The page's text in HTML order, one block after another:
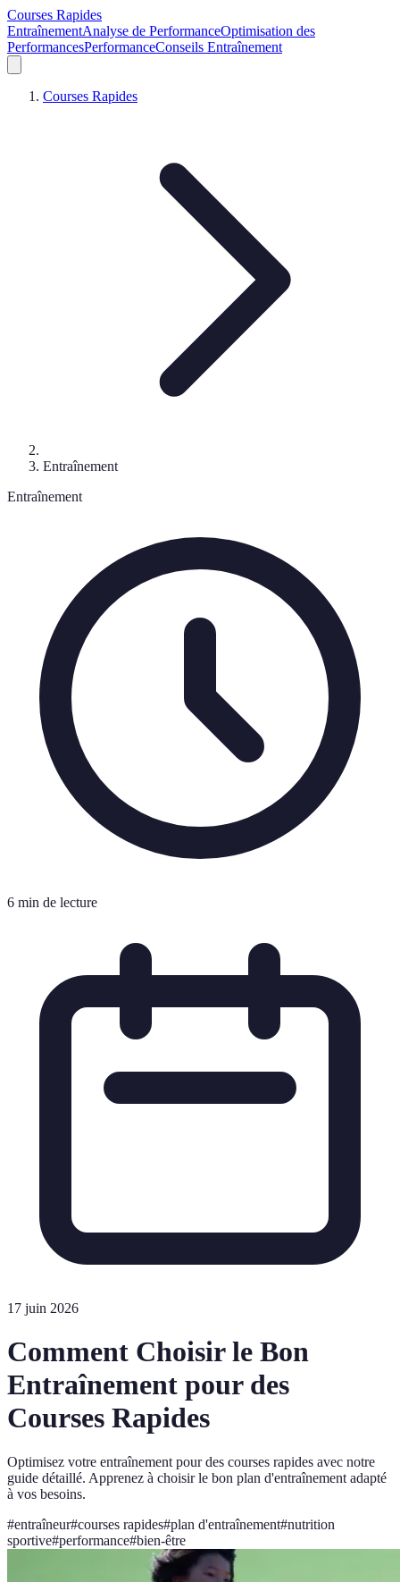
Courses Rapides
EntraînementAnalyse de PerformanceOptimisation des
PerformancesPerformanceConseils Entraînement
Courses Rapides
Entraînement
Entraînement
6 min de lecture
17 juin 2026
Comment Choisir le Bon
Entraînement pour des
Courses Rapides
Optimisez votre entraînement pour des courses rapides avec notre
guide détaillé. Apprenez à choisir le bon plan d'entraînement adapté
à vos besoins.
#entraîneur#courses rapides#plan d'entraînement#nutrition
sportive#performance#bien-être